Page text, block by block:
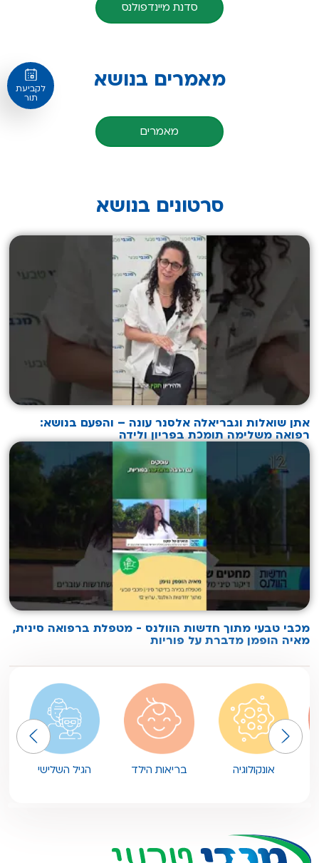
לקביעת
תור
סדנת מיינדפולנס
מאמרים בנושא
מאמרים
סרטונים בנושא
אתן שואלות וגבריאלה אלסנר עונה – והפעם בנושא:
רפואה משלימה תומכת בפריון ולידה
מכבי טבעי מתוך חדשות הוולנס - מטפלת ברפואה סינית,
מאיה הופמן מדברת על פוריות
אונקולוגיה בריאות הילד הגיל השלישי